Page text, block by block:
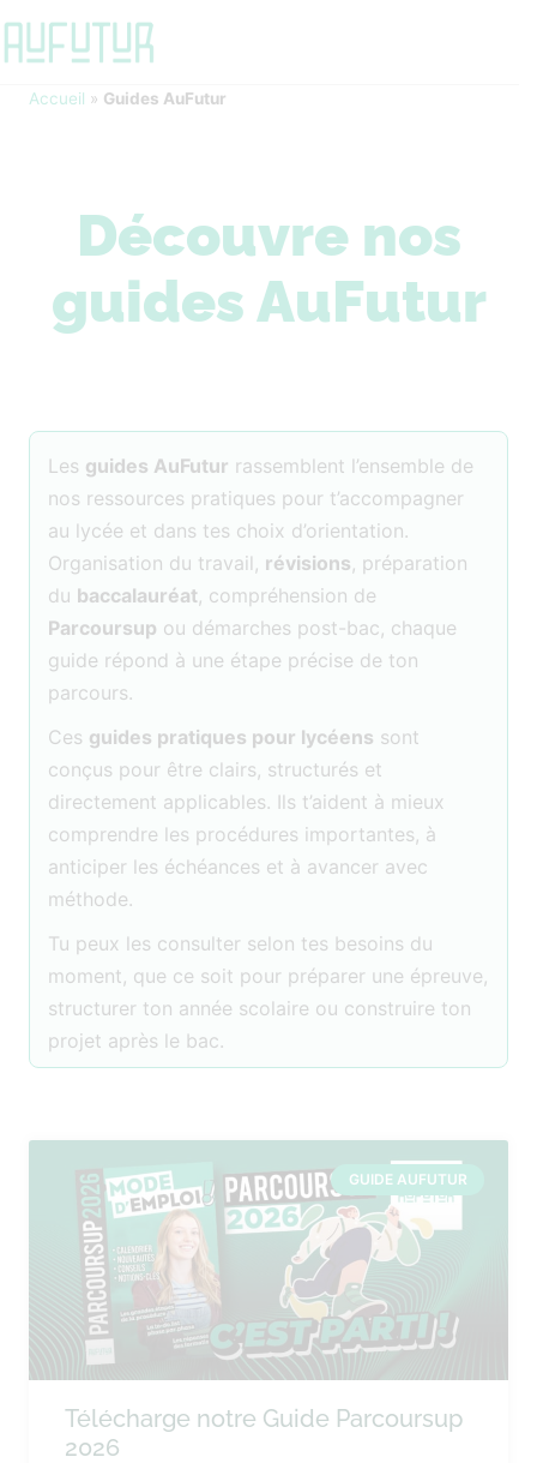
Accueil » Guides AuFutur
Découvre nos
guides AuFutur
Les guides AuFutur rassemblent l’ensemble de
nos ressources pratiques pour t’accompagner
au lycée et dans tes choix d’orientation.
Organisation du travail, révisions, préparation
du baccalauréat, compréhension de
Parcoursup ou démarches post-bac, chaque
guide répond à une étape précise de ton
parcours.
Ces guides pratiques pour lycéens sont
conçus pour être clairs, structurés et
directement applicables. Ils t’aident à mieux
comprendre les procédures importantes, à
anticiper les échéances et à avancer avec
méthode.
Tu peux les consulter selon tes besoins du
moment, que ce soit pour préparer une épreuve,
structurer ton année scolaire ou construire ton
projet après le bac.
GUIDE AUFUTUR
Télécharge notre Guide Parcoursup
2026